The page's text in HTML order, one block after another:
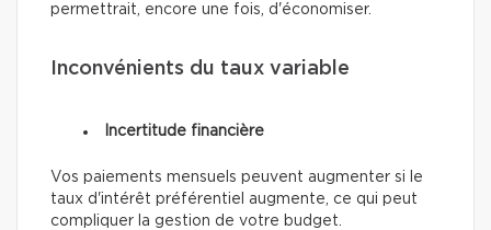
permettrait, encore une fois, d'économiser.
Inconvénients du taux variable
Incertitude financière
Vos paiements mensuels peuvent augmenter si le
taux d'intérêt préférentiel augmente, ce qui peut
compliquer la gestion de votre budget.